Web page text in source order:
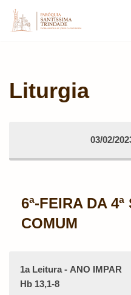
Pular
Liturgia
6ª-FEIRA DA
COMUM
1a Leitura - ANO IMPAR
Hb 13,1-8
03/02/